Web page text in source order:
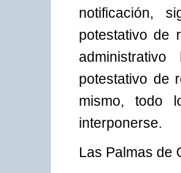
notificación,
potestativo de
potestativo de
mismo, todo
interponerse.
Las Palmas de